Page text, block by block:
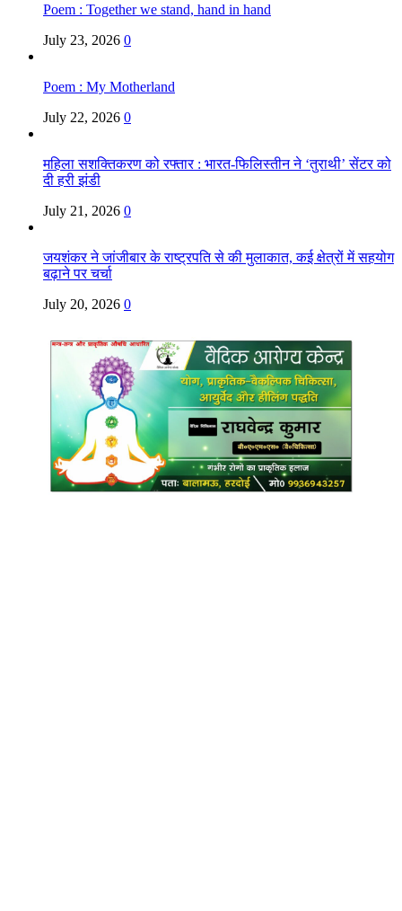
Poem : Together we stand, hand in hand
July 23, 2026 0
Poem : My Motherland
July 22, 2026 0
महिला सशक्तिकरण को रफ्तार : भारत-फिलिस्तीन ने ‘तुराथी’ सेंटर को
दी हरी झंडी
July 21, 2026 0
जयशंकर ने जांजीबार के राष्ट्रपति से की मुलाकात, कई क्षेत्रों में सहयोग
बढ़ाने पर चर्चा
July 20, 2026 0